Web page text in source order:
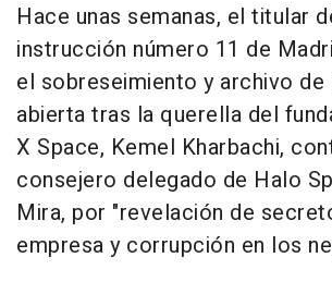
Hace unas semanas, el titular
instrucción número 11 de
el sobreseimiento y archivo de
abierta tras la querella del
X Space, Kemel Kharbachi,
consejero delegado de Halo
Mira, por "revelación de
empresa y corrupción en los